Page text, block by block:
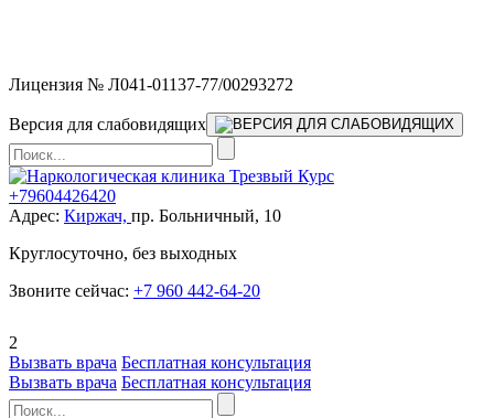
Лицензия № Л041-01137-77/00293272
Версия для слабовидящих
+79604426420
Адрес: Киржач, пр. Больничный, 10
Круглосуточно, без выходных
Звоните сейчас: +7 960 442-64-20
2
Вызвать врача Бесплатная консультация
Вызвать врача Бесплатная консультация